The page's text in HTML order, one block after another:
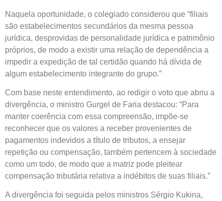
Naquela oportunidade, o colegiado considerou que “filiais
são estabelecimentos secundários da mesma pessoa
jurídica, desprovidas de personalidade jurídica e patrimônio
próprios, de modo a existir uma relação de dependência a
impedir a expedição de tal certidão quando há dívida de
algum estabelecimento integrante do grupo.”
Com base neste entendimento, ao redigir o voto que abriu a
divergência, o ministro Gurgel de Faria destacou: “Para
manter coerência com essa compreensão, impõe-se
reconhecer que os valores a receber provenientes de
pagamentos indevidos a título de tributos, a ensejar
repetição ou compensação, também pertencem à sociedade
como um todo, de modo que a matriz pode pleitear
compensação tributária relativa a indébitos de suas filiais.”
A divergência foi seguida pelos ministros Sérgio Kukina,